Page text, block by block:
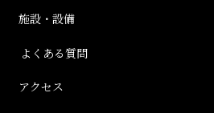
施設・設備
よくある質問
アクセス